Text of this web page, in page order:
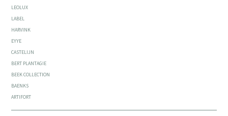
LEOLUX
LABEL
HARVINK
EYYE
CASTELIJN
BERT PLANTAGIE
BEEK COLLECTION
BAENKS
ARTIFORT